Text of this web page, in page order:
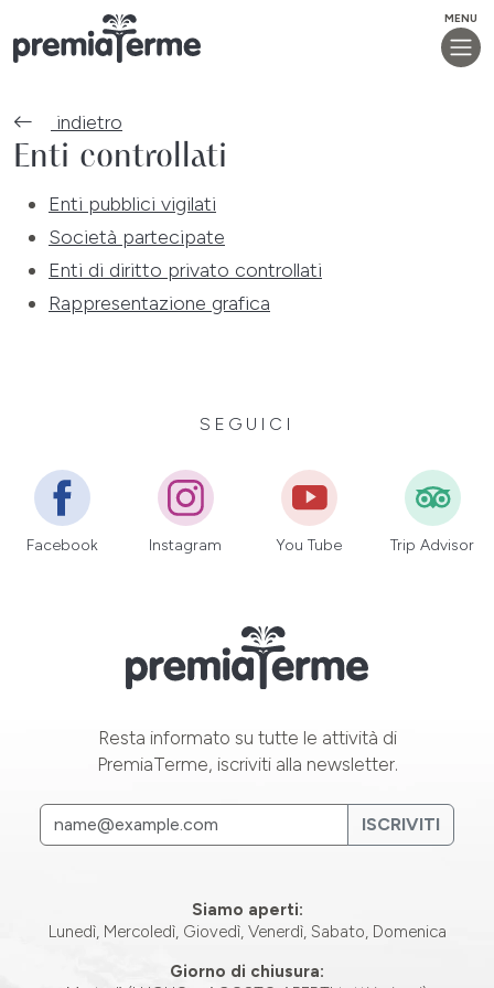
MENU
indietro
Enti controllati
Enti pubblici vigilati
Società partecipate
Enti di diritto privato controllati
Rappresentazione grafica
SEGUICI
Facebook Instagram You Tube Trip Advisor
Resta informato su tutte le attività di
PremiaTerme, iscriviti alla newsletter.
ISCRIVITI
Siamo aperti:
Lunedì, Mercoledì, Giovedì, Venerdì, Sabato, Domenica
Giorno di chiusura: